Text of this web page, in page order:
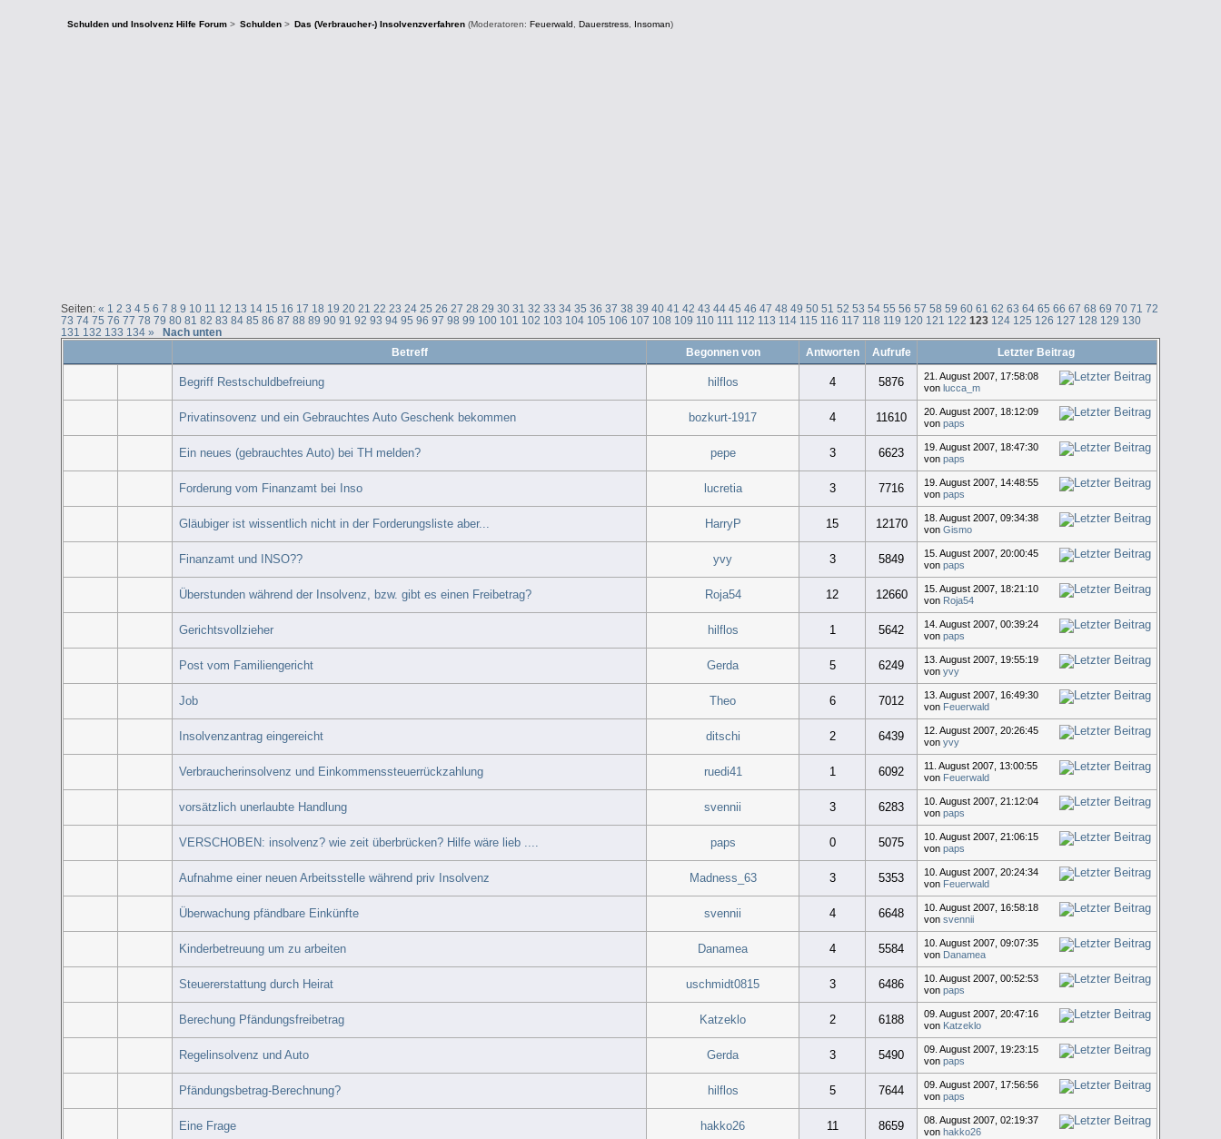
Schulden und Insolvenz Hilfe Forum> Schulden> Das (Verbraucher-) Insolvenzverfahren(Moderatoren: Feuerwald , Dauerstress, Insoman)
Seiten:« 1 2 3 4 5 6 7 8 9 10 11 12 13 14 15 16 17 18 19 20 21 22 23 24 25 26 27 28 29 30 31 32 33 34 35 36 37 38 39 40 41 42 43 44 45 46 47 48 49 50 51 52 53 54 55 56 57 58 59 60 61 62 63 64 65 66 67 68 69 70 71 72
73 74 75 76 77 78 79 80 81 82 83 84 85 86 87 88 89 90 91 92 93 94 95 96 97 98 99 100 101 102 103 104 105 106 107 108 109 110 111 112 113 114 115 116 117 118 119 120 121 122 123 124 125 126 127 128 129 130
131 132 133 134 »
Nach unten
Betreff
Begonnen von Antworten Aufrufe Letzter Beitrag
Begriff Restschuldbefreiung hilflos 4 5876
21. August 2007, 17:58:08
von lucca_m
Privatinsovenz und ein Gebrauchtes Auto Geschenk bekommen bozkurt-1917 4 11610
20. August 2007, 18:12:09
von paps
Ein neues (gebrauchtes Auto) bei TH melden? pepe 3 6623
19. August 2007, 18:47:30
von paps
Forderung vom Finanzamt bei Inso lucretia 3 7716
19. August 2007, 14:48:55
von paps
Gläubiger ist wissentlich nicht in der Forderungsliste aber... HarryP 15 12170
18. August 2007, 09:34:38
von Gismo
Finanzamt und INSO?? yvy 3 5849
15. August 2007, 20:00:45
von paps
Überstunden während der Insolvenz, bzw. gibt es einen Freibetrag? Roja54 12 12660
15. August 2007, 18:21:10
von Roja54
Gerichtsvollzieher hilflos 1 5642
14. August 2007, 00:39:24
von paps
Post vom Familiengericht Gerda 5 6249
13. August 2007, 19:55:19
von yvy
Job Theo 6 7012
13. August 2007, 16:49:30
von Feuerwald
Insolvenzantrag eingereicht ditschi 2 6439
12. August 2007, 20:26:45
von yvy
Verbraucherinsolvenz und Einkommenssteuerrückzahlung ruedi41 1 6092
11. August 2007, 13:00:55
von Feuerwald
vorsätzlich unerlaubte Handlung svennii 3 6283
10. August 2007, 21:12:04
von paps
VERSCHOBEN: insolvenz? wie zeit überbrücken? Hilfe wäre lieb .... paps 0 5075
10. August 2007, 21:06:15
von paps
Aufnahme einer neuen Arbeitsstelle während priv Insolvenz Madness_63 3 5353
10. August 2007, 20:24:34
von Feuerwald
Überwachung pfändbare Einkünfte svennii 4 6648
10. August 2007, 16:58:18
von svennii
Kinderbetreuung um zu arbeiten Danamea 4 5584
10. August 2007, 09:07:35
von Danamea
Steuererstattung durch Heirat uschmidt0815 3 6486
10. August 2007, 00:52:53
von paps
Berechung Pfändungsfreibetrag Katzeklo 2 6188
09. August 2007, 20:47:16
von Katzeklo
Regelinsolvenz und Auto Gerda 3 5490
09. August 2007, 19:23:15
von paps
Pfändungsbetrag-Berechnung? hilflos 5 7644
09. August 2007, 17:56:56
von paps
Eine Frage hakko26 11 8659
08. August 2007, 02:19:37
von hakko26